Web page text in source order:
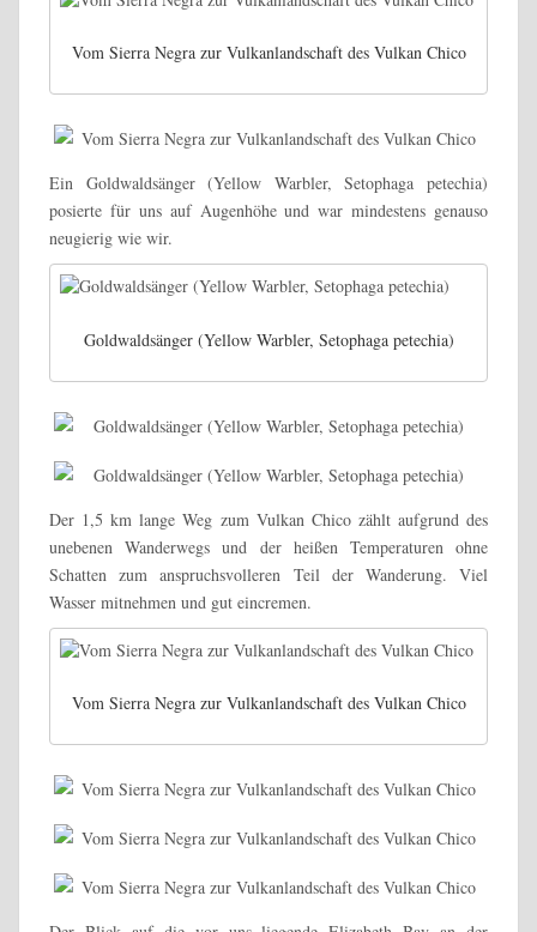
Vom Sierra Negra zur Vulkanlandschaft des Vulkan Chico
Ein Goldwaldsänger (Yellow Warbler, Setophaga petechia)
posierte für uns auf Augenhöhe und war mindestens genauso
neugierig wie wir.
Goldwaldsänger (Yellow Warbler, Setophaga petechia)
Der 1,5 km lange Weg zum Vulkan Chico zählt aufgrund des
unebenen Wanderwegs und der heißen Temperaturen ohne
Schatten zum anspruchsvolleren Teil der Wanderung. Viel
Wasser mitnehmen und gut eincremen.
Vom Sierra Negra zur Vulkanlandschaft des Vulkan Chico